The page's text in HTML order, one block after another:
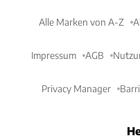
Alle Marken von A-Z
Impressum AGB
Privacy Manager